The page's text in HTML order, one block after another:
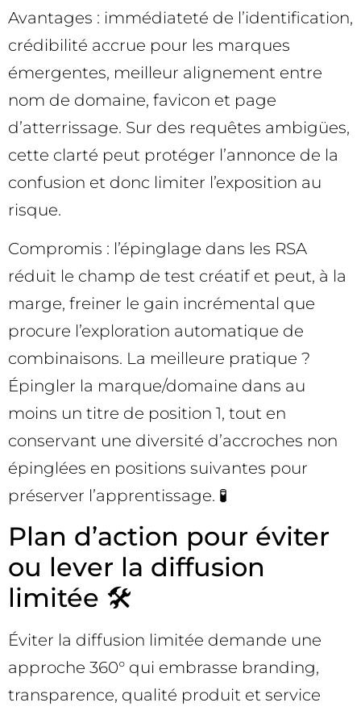
Avantages : immédiateté de l’identification,
crédibilité accrue pour les marques
émergentes, meilleur alignement entre
nom de domaine, favicon et page
d’atterrissage. Sur des requêtes ambigües,
cette clarté peut protéger l’annonce de la
confusion et donc limiter l’exposition au
risque.
Compromis : l’épinglage dans les RSA
réduit le champ de test créatif et peut, à la
marge, freiner le gain incrémental que
procure l’exploration automatique de
combinaisons. La meilleure pratique ?
Épingler la marque/domaine dans au
moins un titre de position 1, tout en
conservant une diversité d’accroches non
épinglées en positions suivantes pour
préserver l’apprentissage. 🧪
Plan d’action pour éviter
ou lever la diffusion
limitée 🛠️
Éviter la diffusion limitée demande une
approche 360° qui embrasse branding,
transparence, qualité produit et service